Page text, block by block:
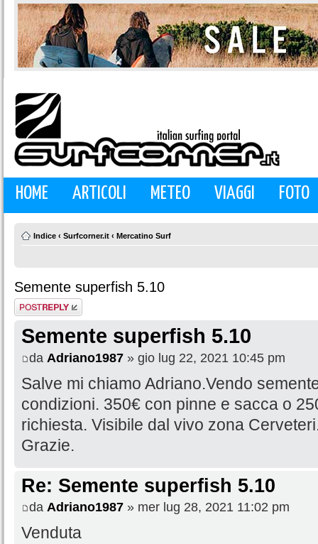
HOME ARTICOLI METEO VIAGGI FOTO
Indice ‹ Surfcorner.it ‹ Mercatino Surf
Semente superfish 5.10
Rispondi al
messaggio
Semente superfish 5.10
da Adriano1987 » gio lug 22, 2021 10:45 pm
Salve mi chiamo Adriano.Vendo
condizioni. 350€ con pinne e sacca o
richiesta. Visibile dal vivo zona
Grazie.
Re: Semente superfish 5.10
da Adriano1987 » mer lug 28, 2021 11:02 pm
Venduta